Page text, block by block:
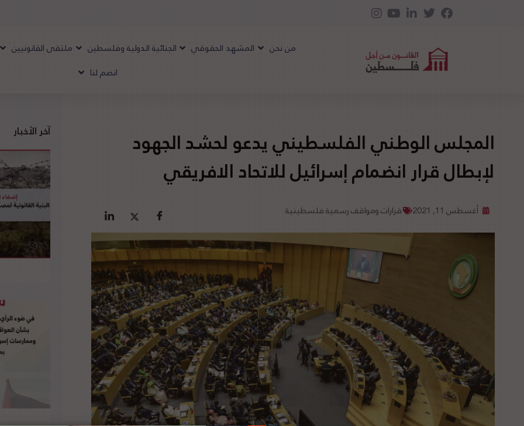
من نحن المشهد الحقوقي الجنائية الدولية وفلسطين ملتقى القانونيين
انضم لنا
المجلس الوطني الفلسطيني يدعو لحشد الجهود
لإبطال قرار انضمام إسرائيل للاتحاد الافريقي
أغسطس 11, 2021 قرارات ومواقف رسمية فلسطينية
آخر الأخبار